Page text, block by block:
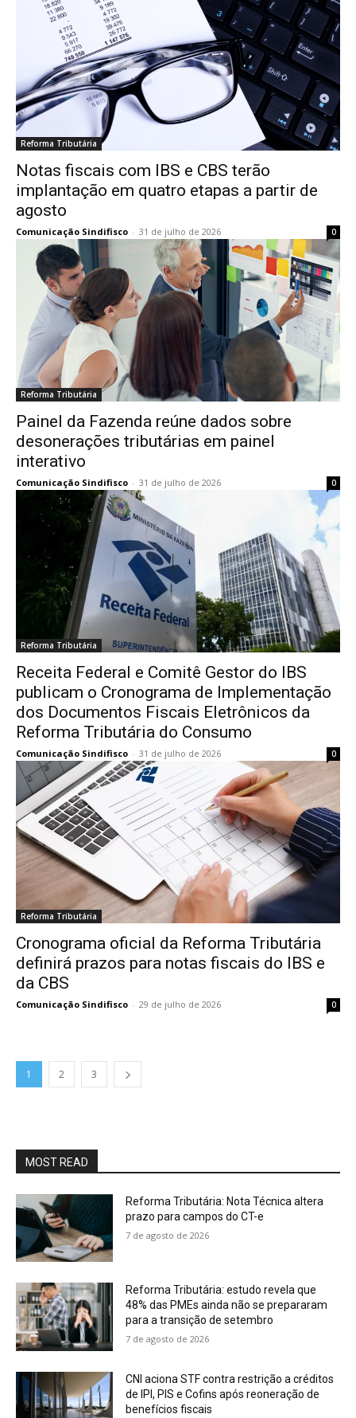
Reforma Tributária
Notas fiscais com IBS e CBS terão
implantação em quatro etapas a partir de
agosto
Comunicação Sindifisco - 31 de julho de 2026 0
Reforma Tributária
Painel da Fazenda reúne dados sobre
desonerações tributárias em painel
interativo
Comunicação Sindifisco - 31 de julho de 2026 0
Reforma Tributária
Receita Federal e Comitê Gestor do IBS
publicam o Cronograma de Implementação
dos Documentos Fiscais Eletrônicos da
Reforma Tributária do Consumo
Comunicação Sindifisco - 31 de julho de 2026 0
Reforma Tributária
Cronograma oficial da Reforma Tributária
definirá prazos para notas fiscais do IBS e
da CBS
Comunicação Sindifisco - 29 de julho de 2026 0
1 2 3
MOST READ
Reforma Tributária: Nota Técnica altera
prazo para campos do CT-e
7 de agosto de 2026
Reforma Tributária: estudo revela que
48% das PMEs ainda não se prepararam
para a transição de setembro
7 de agosto de 2026
CNI aciona STF contra restrição a créditos
de IPI, PIS e Cofins após reoneração de
benefícios fiscais